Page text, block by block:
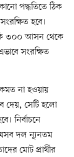
পদ্ধতিতে ঠিক
হবে।
৩০০ আসন থেকে
সংরক্ষিত
না হওয়ায়
দেয়, সেটি হলো
নির্বাচনে
দল ন্যূনতম
মোট প্রার্থীর